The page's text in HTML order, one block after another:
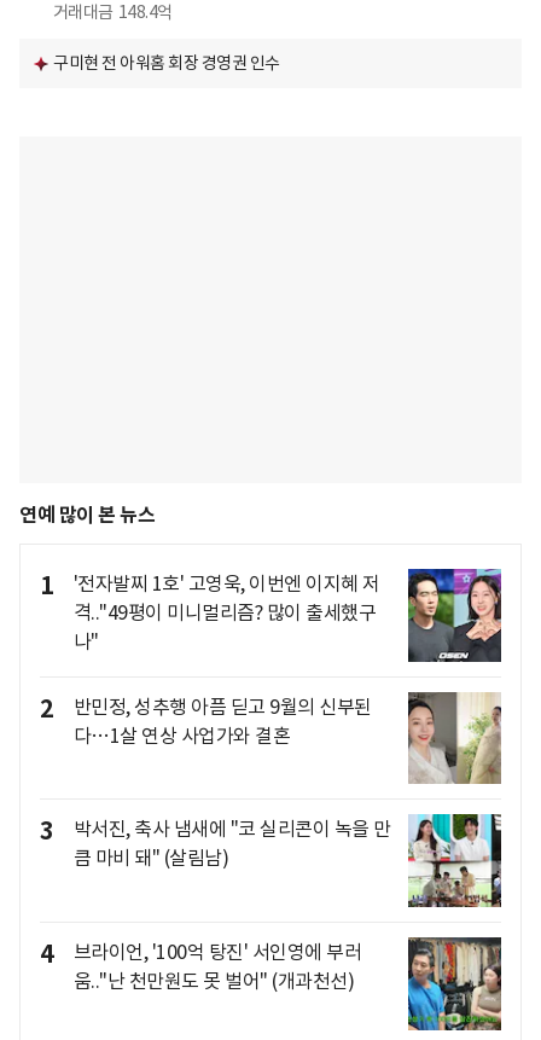
거래대금 148.4억
구미현 전 아워홈 회장 경영권 인수
연예 많이 본 뉴스
1
'전자발찌 1호' 고영욱, 이번엔 이지혜 저
격.."49평이 미니멀리즘? 많이 출세했구
나"
2
반민정, 성추행 아픔 딛고 9월의 신부된
다…1살 연상 사업가와 결혼
3
박서진, 축사 냄새에 "코 실리콘이 녹을 만
큼 마비 돼" (살림남)
4
브라이언, '100억 탕진' 서인영에 부러
움.."난 천만원도 못 벌어" (개과천선)